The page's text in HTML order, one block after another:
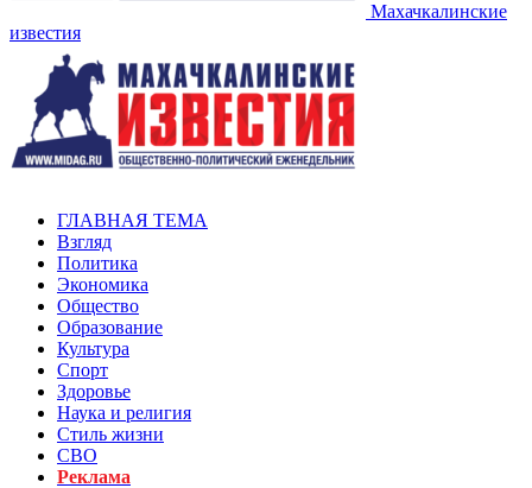
Махачкалинские
известия
ГЛАВНАЯ ТЕМА
Взгляд
Политика
Экономика
Общество
Образование
Культура
Спорт
Здоровье
Наука и религия
Стиль жизни
СВО
Реклама